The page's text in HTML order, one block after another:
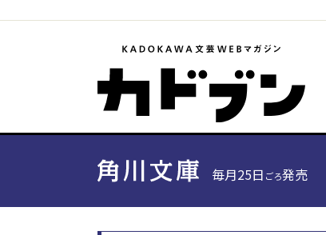
毎月25日 ごろ発売